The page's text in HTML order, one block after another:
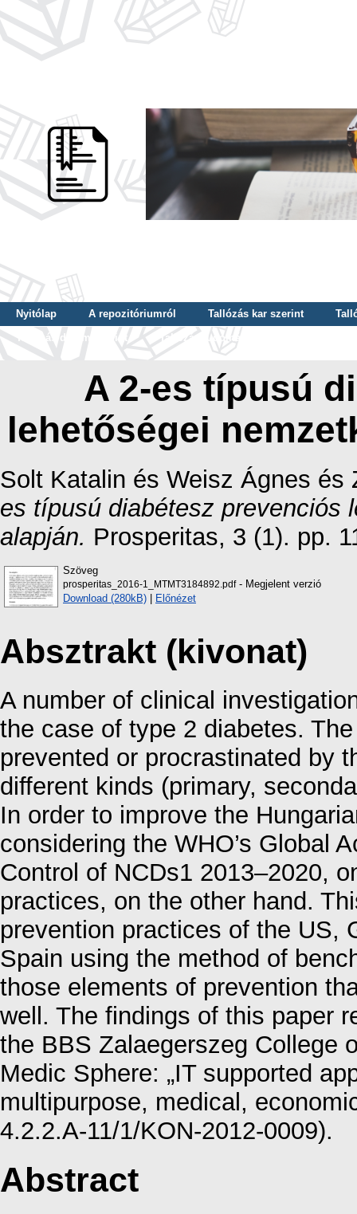
Nyitólap A repozitóriumról Tallózás kar szerint
Tallózás dátum szerint
Tallózás tudományterület szerint
A 2-es típusú
lehetőségei
Solt Katalin és Weisz Ágnes és
es típusú diabétesz prevenciós
alapján. Prosperitas, 3 (1). pp.
Szöveg
prosperitas_2016-1_MTMT3184892.pdf- Megjelent verzió
Download (280kB) | Előnézet
Absztrakt (kivonat)
A number of clinical
the case of type 2 diabetes.
prevented or procrastinated by
different kinds (primary,
In order to improve the
considering the WHO’s Global
Control of NCDs1 2013–2020,
practices, on the other hand.
prevention practices of the US,
Spain using the method of
those elements of prevention
well. The findings of this paper
the BBS Zalaegerszeg College
Medic Sphere: „IT supported
multipurpose, medical,
4.2.2.A-11/1/KON-2012-0009).
Abstract